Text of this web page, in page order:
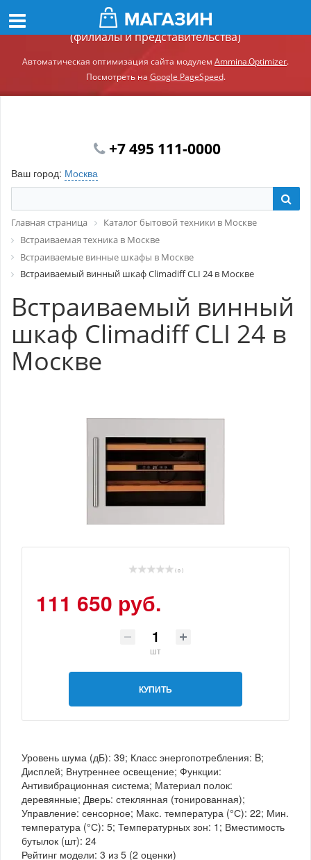
Демонстрационный сайт модуля Ammina.Регионы
(филиалы и представительства)
Автоматическая оптимизация сайта модулем Ammina.Optimizer.
Посмотреть на Google PageSpeed.
+7 495 111-0000
Ваш город: Москва
Главная страница
Каталог бытовой техники в Москве
Встраиваемая техника в Москве
Встраиваемые винные шкафы в Москве
Встраиваемый винный шкаф Climadiff CLI 24 в Москве
Встраиваемый винный
шкаф Climadiff CLI 24 в
Москве
( 0 )
111 650 руб.
шт
КУПИТЬ
Уровень шума (дБ): 39; Класс энергопотребления: B;
Дисплей; Внутреннее освещение; Функции:
Антивибрационная система; Материал полок:
деревянные; Дверь: стеклянная (тонированная);
Управление: сенсорное; Макс. температура (°С): 22; Мин.
температура (°С): 5; Температурных зон: 1; Вместимость
бутылок (шт): 24
Рейтинг модели: 3 из 5 (2 оценки)